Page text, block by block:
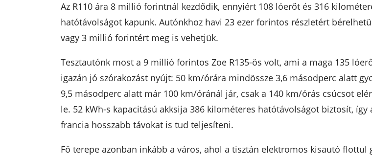
Az R110 ára 8 millió forintnál kezdődik, ennyiért 108 lóerőt és 316
hatótávolságot kapunk. Autónkhoz havi 23 ezer forintos részletért
vagy 3 millió forintért meg is vehetjük.
Tesztautónk most a 9 millió forintos Zoe R135-ös volt, ami a maga 135
igazán jó szórakozást nyújt: 50 km/órára mindössze 3,6 másodperc alatt
9,5 másodperc alatt már 100 km/óránál jár, csak a 140 km/órás csúcsot
le. 52 kWh-s kapacitású akksija 386 kilométeres hatótávolságot biztosít, így
francia hosszabb távokat is tud teljesíteni.
Fő terepe azonban inkább a város, ahol a tisztán elektromos kisautó flottul